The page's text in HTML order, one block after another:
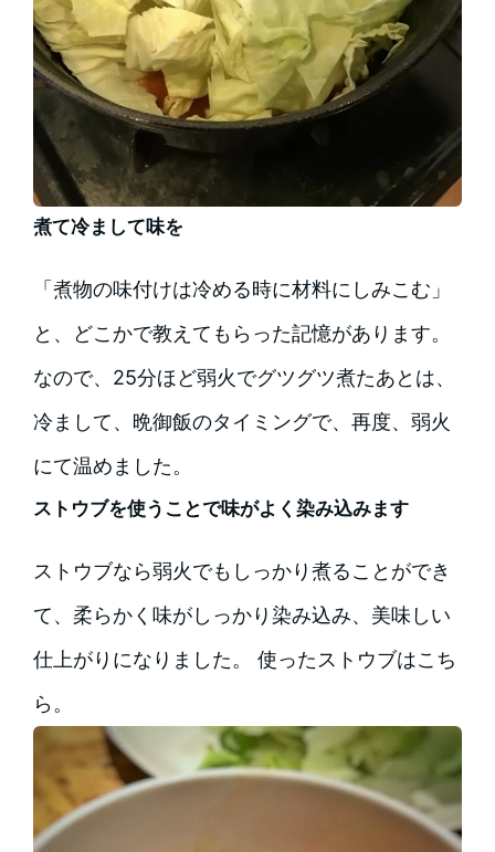
煮て冷まして味を
「煮物の味付けは冷める時に材料にしみこむ」
と、どこかで教えてもらった記憶があります。
なので、25分ほど弱火でグツグツ煮たあとは、
冷まして、晩御飯のタイミングで、再度、弱火
にて温めました。
ストウブを使うことで味がよく染み込みます
ストウブなら弱火でもしっかり煮ることができ
て、柔らかく味がしっかり染み込み、美味しい
仕上がりになりました。 使ったストウブはこち
ら。